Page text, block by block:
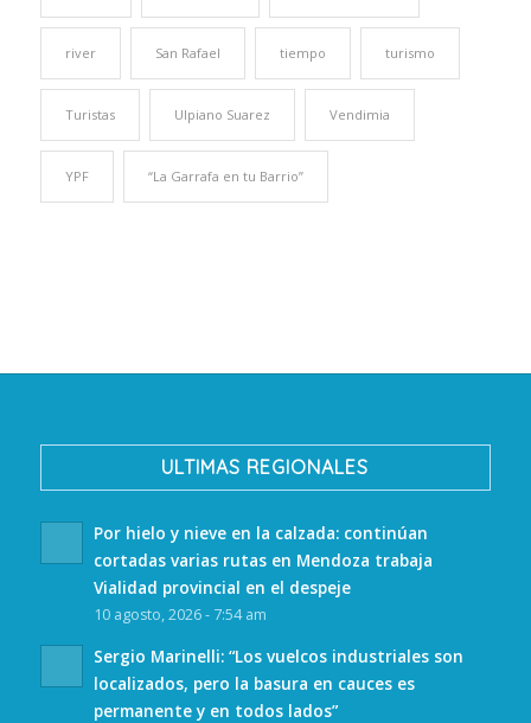
river San Rafael tiempo turismo
Turistas Ulpiano Suarez Vendimia
YPF “La Garrafa en tu Barrio”
ULTIMAS REGIONALES
Por hielo y nieve en la calzada: continúan
cortadas varias rutas en Mendoza trabaja
Vialidad provincial en el despeje
10 agosto, 2026 - 7:54 am
Sergio Marinelli: “Los vuelcos industriales son
localizados, pero la basura en cauces es
permanente y en todos lados”